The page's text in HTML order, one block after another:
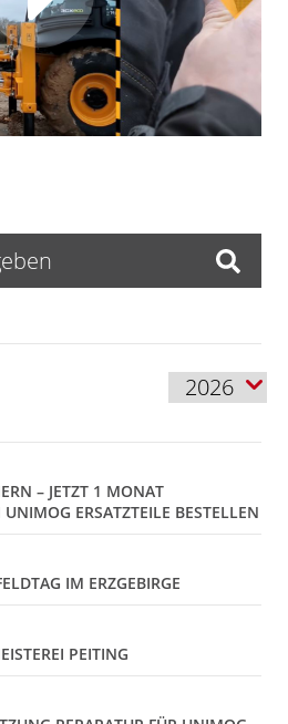
– JETZT 1 MONAT
ERSATZTEILE BESTELLEN
IM ERZGEBIRGE
PEITING